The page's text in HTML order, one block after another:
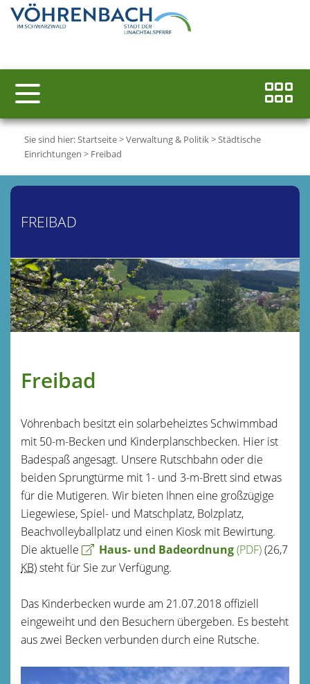
Sie sind hier:Startseite>Verwaltung & Politik>Städtische
Einrichtungen > Freibad
FREIBAD
Freibad
Vöhrenbach besitzt ein solarbeheiztes Schwimmbad
mit 50-m-Becken und Kinderplanschbecken. Hier ist
Badespaß angesagt. Unsere Rutschbahn oder die
beiden Sprungtürme mit 1- und 3-m-Brett sind etwas
für die Mutigeren. Wir bieten Ihnen eine großzügige
Liegewiese, Spiel- und Matschplatz, Bolzplatz,
Beachvolleyballplatz und einen Kiosk mit Bewirtung.
Die aktuelle
Haus- und Badeordnung(PDF)(26,7
KB)steht für Sie zur Verfügung.
Das Kinderbecken wurde am 21.07.2018 offiziell
eingeweiht und den Besuchern übergeben. Es besteht
aus zwei Becken verbunden durch eine Rutsche.